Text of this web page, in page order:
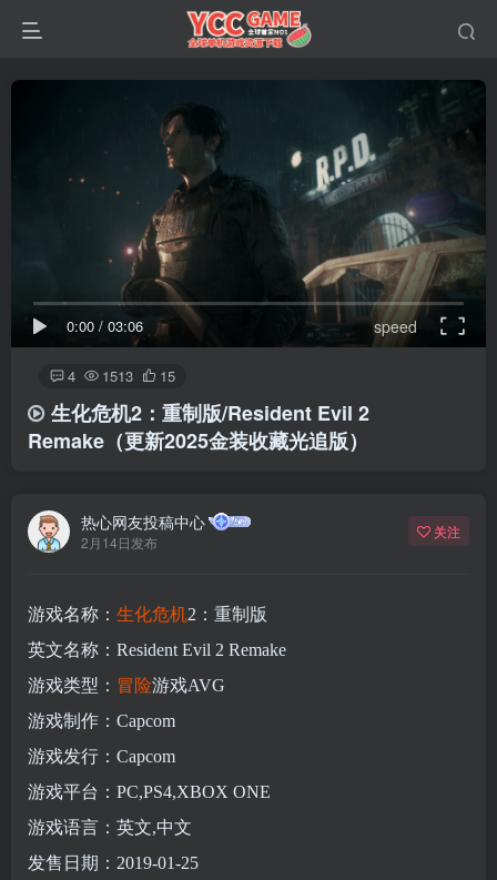
0:00 / 03:06 speed
4 1513 15
生化危机2：重制版/Resident Evil 2
Remake （更新2025金装收藏光追版）
热心网友投稿中心
2月14日发布
关注
游戏名称： 生化危机2：重制版
英文名称：Resident Evil 2 Remake
游戏类型： 冒险游戏AVG
游戏制作：Capcom
游戏发行：Capcom
游戏平台：PC,PS4,XBOX ONE
游戏语言：英文,中文
发售日期：2019-01-25